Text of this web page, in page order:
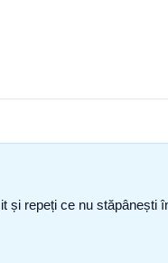
repeți ce nu